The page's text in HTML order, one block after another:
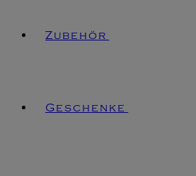
Zubehör
Geschenke